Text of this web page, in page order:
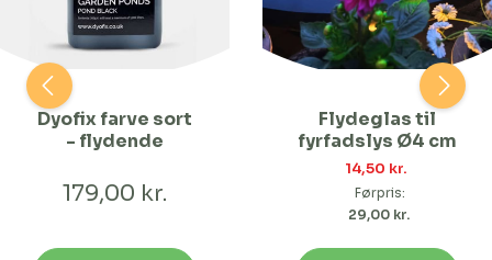
Dyofix farve sort
- flydende
179,00 kr.
Flydeglas til
fyrfadslys Ø4 cm
14,50 kr.
Førpris:
29,00 kr.